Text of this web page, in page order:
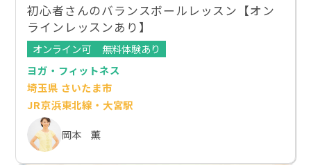
初心者さんのバランスボールレッスン【オン
ラインレッスンあり】
オンライン可
無料体験あり
ヨガ・フィットネス
埼玉県 さいたま市
JR京浜東北線・大宮駅
岡本 薫